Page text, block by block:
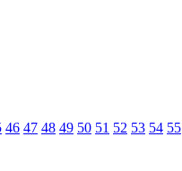
46 47 48 49 50 51 52 53 54 55